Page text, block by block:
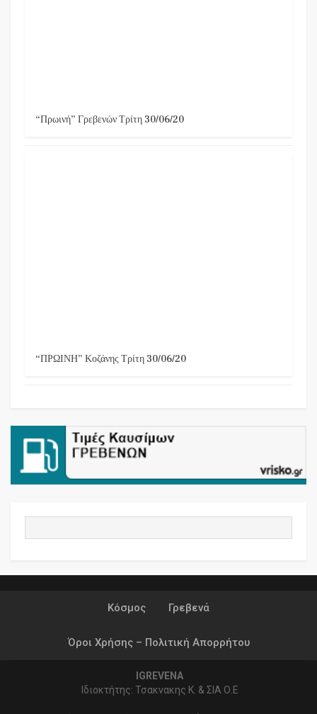
“Πρωινή” Γρεβενών Τρίτη 30/06/20
“ΠΡΩΙΝΗ” Κοζάνης Τρίτη 30/06/20
Κόσμος Γρεβενά
Όροι Χρήσης – Πολιτική Απορρήτου
IGREVENA
Ιδιοκτήτης: Τσακνακης Κ. & ΣΙΑ Ο.Ε